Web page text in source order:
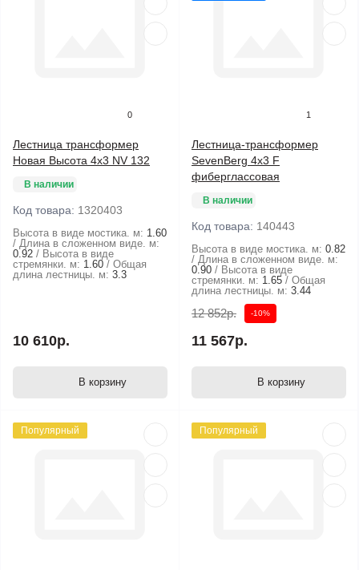
0
Лестница трансформер
Новая Высота 4x3 NV 132
В наличии
Код товара: 1320403
Высота в виде мостика. м: 1.60
Длина в сложенном виде. м:
0.92
Высота в виде
стремянки. м: 1.60
Общая
длина лестницы. м: 3.3
10 610р.
В корзину
1
Лестница-трансформер
SevenBerg 4х3 F
фиберглассовая
В наличии
Код товара: 140443
Высота в виде мостика. м: 0.82
Длина в сложенном виде. м:
0.90
Высота в виде
стремянки. м: 1.65
Общая
длина лестницы. м: 3.44
12 852р. -10%
11 567р.
В корзину
Популярный Популярный